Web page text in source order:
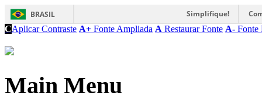
BRASIL Simplifique!
CAplicar Contraste A+ Fonte Ampliada A Restaurar Fonte A- Fonte
Main Menu